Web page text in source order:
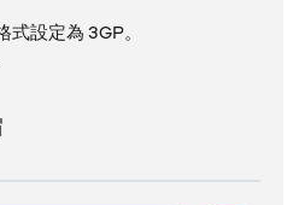
設定為 3GP。